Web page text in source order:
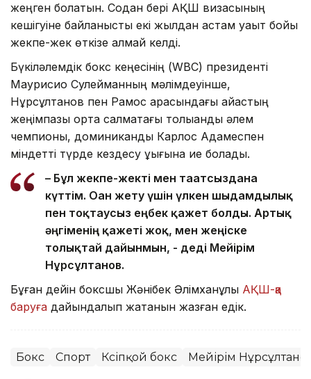
жеңген болатын. Содан бері АҚШ визасының
кешігуіне байланысты екі жылдан астам уақыт бойы
жекпе-жек өткізе алмай келді.
Бүкіләлемдік бокс кеңесінің (WBC) президенті
Маурисио Сулейманның мәлімдеуінше,
Нұрсұлтанов пен Рамос арасындағы айқастың
жеңімпазы орта салмақтағы толыққанды әлем
чемпионы, доминикандық Карлос Адамеспен
міндетті түрде кездесу құқығына ие болады.
– Бұл жекпе-жекті мен тағатсыздана
күттім. Оған жету үшін үлкен шыдамдылық
пен тоқтаусыз еңбек қажет болды. Артық
әңгіменің қажеті жоқ, мен жеңіске
толықтай дайынмын, - деді Мейірім
Нұрсұлтанов.
Бұған дейін боксшы Жәнібек Әлімханұлы АҚШ-қа
баруға дайындалып жатқанын жазған едік.
Бокс Спорт Кәсіпқой бокс Мейірім